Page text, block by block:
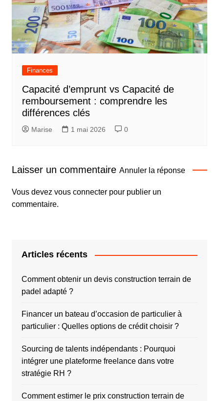
Finances
Capacité d’emprunt vs Capacité de
remboursement : comprendre les
différences clés
Marise 1 mai 2026 0
Laisser un commentaire Annuler la réponse
Vous devez vous connecterpour publier un
commentaire.
Articles récents
Comment obtenir un devis construction terrain de
padel adapté ?
Financer un bateau d’occasion de particulier à
particulier : Quelles options de crédit choisir ?
Sourcing de talents indépendants : Pourquoi
intégrer une plateforme freelance dans votre
stratégie RH ?
Comment estimer le prix construction terrain de